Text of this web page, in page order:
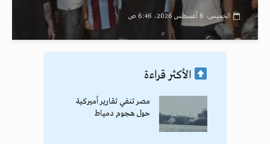
الخميس، 6 أغسطس 2026، 6:46 ص
الأكثر قراءة
مصر تنفي تقارير أميركية
حول هجوم دمياط